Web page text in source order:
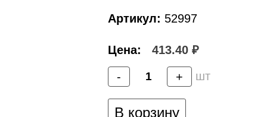
Артикул: 52997
Цена: 413.40 ₽
- + шт
В корзину